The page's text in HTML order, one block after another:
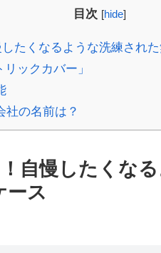
目次 [hide]
たくなるような洗練され
ックカバー」
の名前は？
自慢したくな
ース